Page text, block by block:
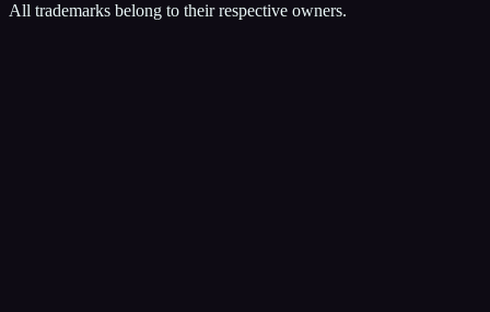
All trademarks belong to their respective owners.